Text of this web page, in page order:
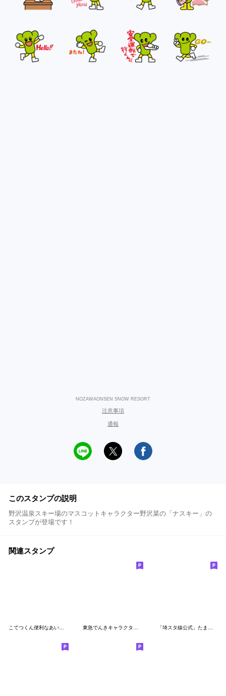
NOZAWAONSEN SNOW RESORT
注意事項
通報
このスタンプの説明
野沢温泉スキー場のマスコットキャラクター野沢菜の「ナスキー」の
スタンプが登場です！
関連スタンプ
こてつくん便利なあいづちアニメ絵スタンプ 東急でんきキャラクターてるまる～2017冬～ 「埼スタ線公式」たまさぶろうスタンプ